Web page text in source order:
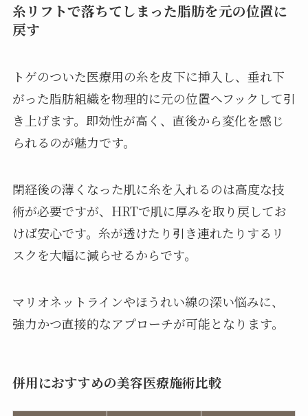
糸リフトで落ちてしまった脂肪を元の位置に
戻す
トゲのついた医療用の糸を皮下に挿入し、垂れ下
がった脂肪組織を物理的に元の位置へフックして引
き上げます。即効性が高く、直後から変化を感じ
られるのが魅力です。
閉経後の薄くなった肌に糸を入れるのは高度な技
術が必要ですが、HRTで肌に厚みを取り戻してお
けば安心です。糸が透けたり引き連れたりするリ
スクを大幅に減らせるからです。
マリオネットラインやほうれい線の深い悩みに、
強力かつ直接的なアプローチが可能となります。
併用におすすめの美容医療施術比較